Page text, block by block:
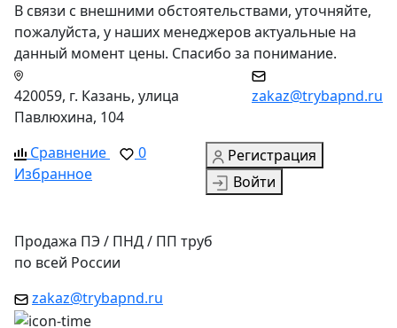
В связи с внешними обстоятельствами, уточняйте,
пожалуйста, у наших менеджеров актуальные на
данный момент цены. Спасибо за понимание.
420059, г. Казань, улица
Павлюхина, 104
zakaz@trybapnd.ru
Сравнение
0
Избранное
Регистрация
Войти
Продажа ПЭ / ПНД / ПП труб
по всей России
zakaz@trybapnd.ru